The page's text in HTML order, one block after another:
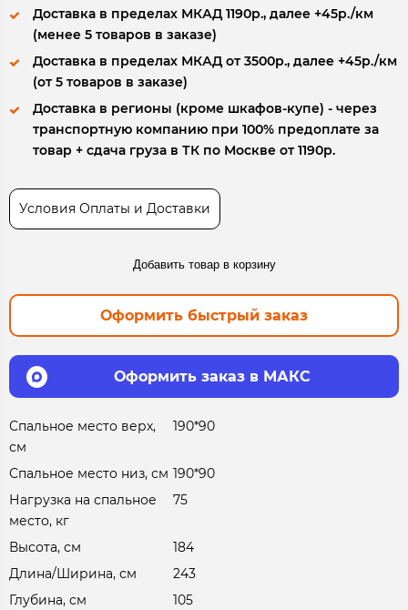
Доставка в пределах МКАД 1190р., далее +45р./км
(менее 5 товаров в заказе)
Доставка в пределах МКАД от 3500р., далее +45р./км
(от 5 товаров в заказе)
Доставка в регионы (кроме шкафов-купе) - через
транспортную компанию при 100% предоплате за
товар + сдача груза в ТК по Москве от 1190р.
Условия Оплаты и Доставки
Добавить товар в корзину
Оформить быстрый заказ
Оформить заказ в МАКС
Спальное место верх,
см
190*90
Спальное место низ, см 190*90
Нагрузка на спальное
место, кг
75
Высота, см
184
Длина/Ширина, см
243
Глубина, см
105